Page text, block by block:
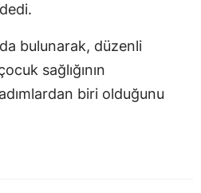
bulunarak, düzenli
sağlığının
biri olduğunu